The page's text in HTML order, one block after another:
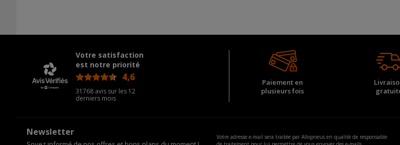
Votre satisfaction
est notre priorité
4,6
31768 avis sur les 12
derniers mois
Paiement en
plusieurs fois
Newsletter
Votre adresse e-mail sera traitée par Allopneus en qualité de responsable